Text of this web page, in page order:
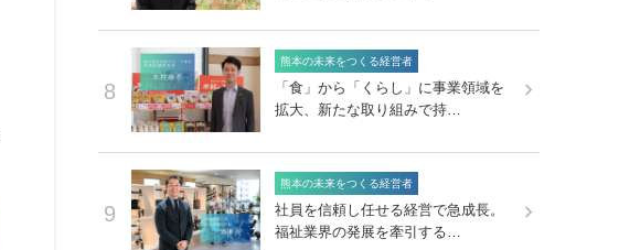
8
熊本の未来をつくる経営者
「食」から「くらし」に事業領域を
拡大、新たな取り組みで持…
9
熊本の未来をつくる経営者
社員を信頼し任せる経営で急成長。
福祉業界の発展を牽引する…